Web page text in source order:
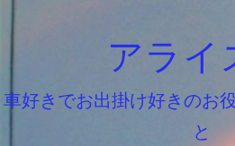
ン
ツ
アライ
車好きでお出掛け好きのお
と